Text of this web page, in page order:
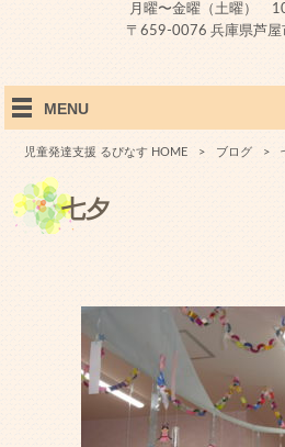
月曜〜金曜（土曜）
〒659-0076 兵庫県芦屋
MENU
児童発達支援 るぴなす HOME > ブログ >
七夕